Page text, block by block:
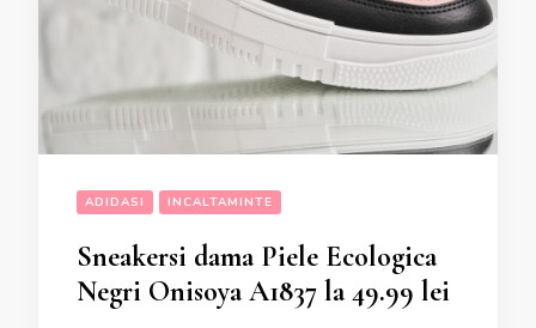
ADIDASI INCALTAMINTE
Sneakersi dama Piele Ecologica
Negri Onisoya A1837 la 49.99 lei